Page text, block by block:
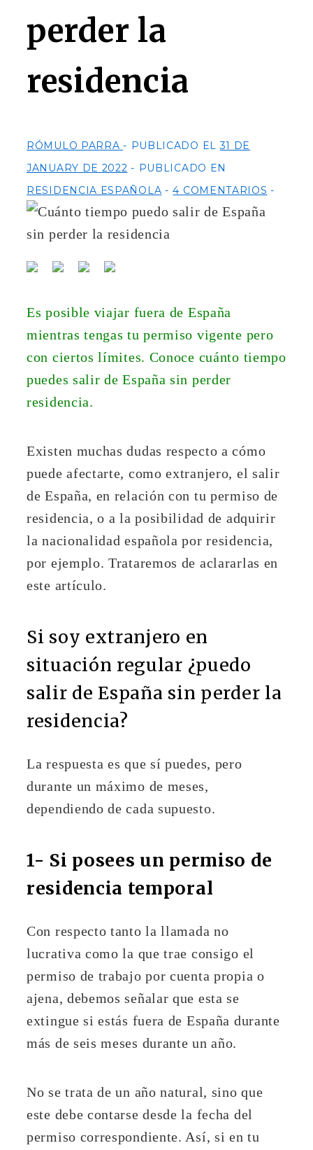
perder la
residencia
RÓMULO PARRA PUBLICADO EL31 DE
JANUARY DE 2022
PUBLICADO EN
RESIDENCIA ESPAÑOLA
4 COMENTARIOS
Es posible viajar fuera de España
mientras tengas tu permiso vigente pero
con ciertos límites. Conoce cuánto tiempo
puedes salir de España sin perder
residencia.
Existen muchas dudas respecto a cómo
puede afectarte, como extranjero, el salir
de España, en relación con tu permiso de
residencia, o a la posibilidad de adquirir
la nacionalidad española por residencia,
por ejemplo. Trataremos de aclararlas en
este artículo.
Si soy extranjero en
situación regular ¿puedo
salir de España sin perder la
residencia?
La respuesta es que sí puedes, pero
durante un máximo de meses,
dependiendo de cada supuesto.
1- Si posees un permiso de
residencia temporal
Con respecto tanto la llamada no
lucrativa como la que trae consigo el
permiso de trabajo por cuenta propia o
ajena, debemos señalar que esta se
extingue si estás fuera de España durante
más de seis meses durante un año.
No se trata de un año natural, sino que
este debe contarse desde la fecha del
permiso correspondiente. Así, si en tu